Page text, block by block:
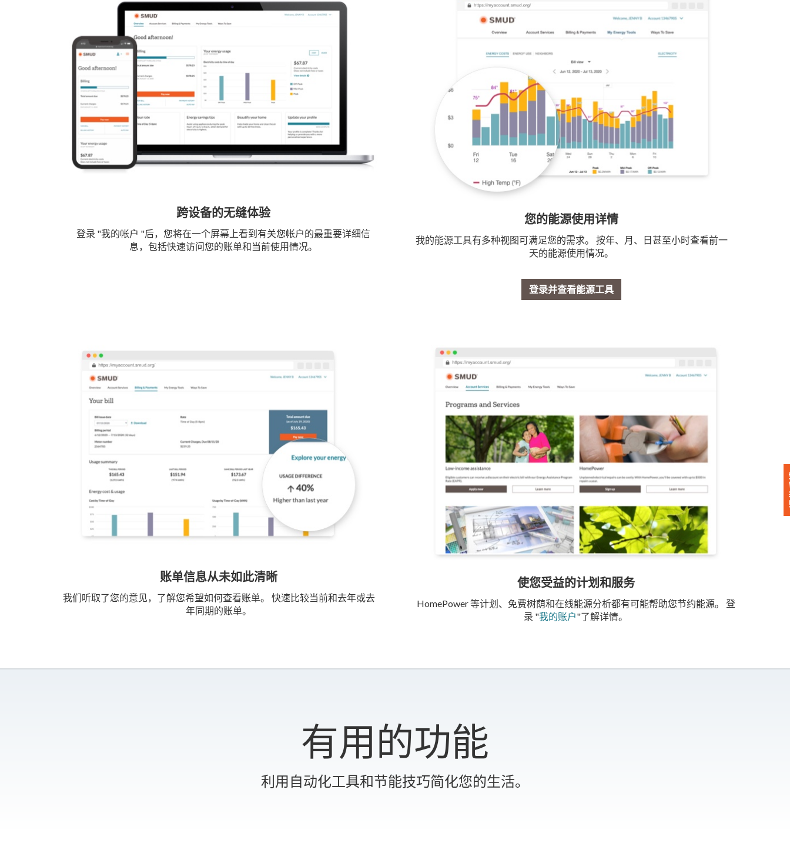
跨设备的无缝体验
登录 "我的帐户 "后，您将在一个屏幕上看到有关您帐户的最重要详细信
息，包括快速访问您的账单和当前使用情况。
您的能源使用详情
我的能源工具有多种视图可满足您的需求。 按年、月、日甚至小时查看前一
天的能源使用情况。
登录并查看能源工具
账单信息从未如此清晰
我们听取了您的意见，了解您希望如何查看账单。 快速比较当前和去年或去
年同期的账单。
使您受益的计划和服务
HomePower 等计划、免费树荫和在线能源分析都有可能帮助您节约能源。 登
录 "我的账户"了解详情。
有用的功能
利用自动化工具和节能技巧简化您的生活。